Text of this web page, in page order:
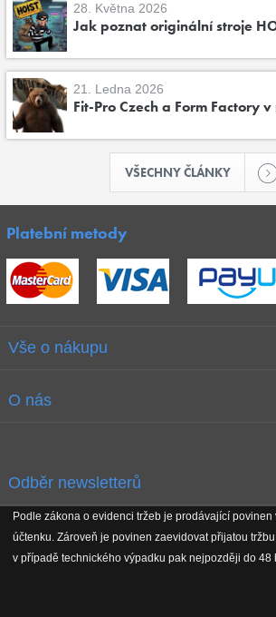
28. Května 2026
Jak poznat originální stroje
21. Ledna 2026
Fit-Pro Czech a Form Factory
VŠECHNY ČLÁNKY
Platební metody
Vše o nákupu
Obchodní podmínky
Reklamační řád
O nás
Koho podporujeme
Odběr newsletterů
Získejte přehled o novinkách, slevách,
na nové články v magazínu!
Podle zákona o evidenci tržeb je prodávající povinen
účtenku. Zároveň je povinen zaevidovat přijatou
v případě technického výpadku pak nejpozději do 48